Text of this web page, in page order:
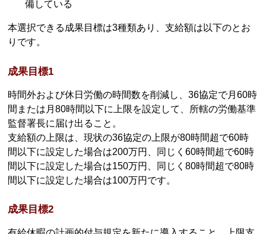
備している
本選択できる成果目標は3種類あり、支給額は以下のとお
りです。
成果目標1
時間外および休日労働の時間数を削減し、36協定で月60時
間または月80時間以下に上限を設定して、所轄の労働基準
監督署長に届け出ること。
支給額の上限は、現状の36協定の上限が80時間超で60時
間以下に設定した場合は200万円、同じく60時間超で60時
間以下に設定した場合は150万円、同じく80時間超で80時
間以下に設定した場合は100万円です。
成果目標2